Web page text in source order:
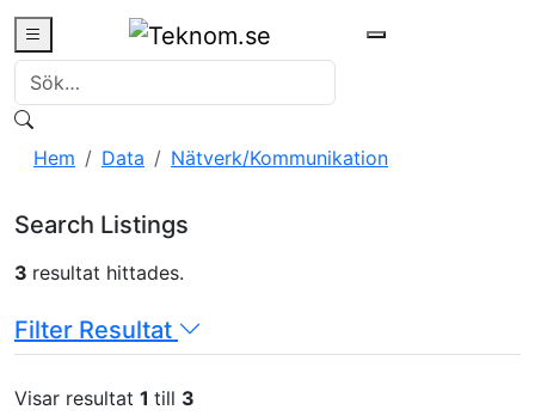
Hem Data Nätverk/Kommunikation
Search Listings
3 resultat hittades.
Filter Resultat
Visar resultat 1 till 3